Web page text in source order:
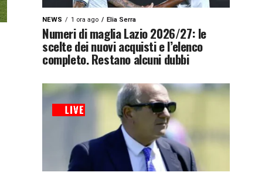
NEWS 1 ora ago Elia Serra
Numeri di maglia Lazio 2026/27: le
scelte dei nuovi acquisti e l’elenco
completo. Restano alcuni dubbi